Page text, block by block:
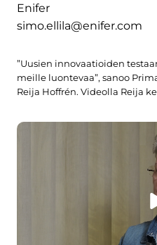
Enifer
simo.ellila@enifer.com
”Uusien innovaatioiden
meille luontevaa”, sanoo
Reija Hoffrén. Videolla Reija